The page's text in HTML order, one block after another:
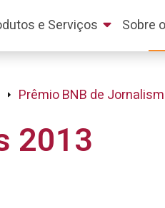
e Serviços Sobre
Prêmio BNB de
2013